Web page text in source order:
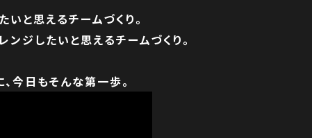
と思えるチームづくり。
ンジしたいと思えるチームづくり。
今日もそんな第一歩。